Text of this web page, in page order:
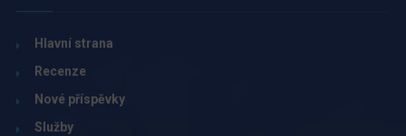
Hlavní strana
Recenze
Nové příspěvky
Služby